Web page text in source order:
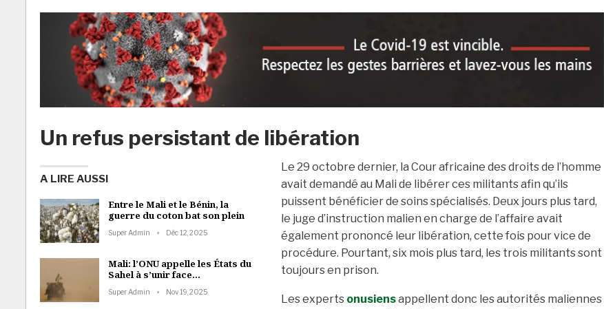
Un refus persistant de libération
A LIRE AUSSI
Entre le Mali et le Bénin, la
guerre du coton bat son plein
Super Admin Déc 12, 2025
Mali: l’ONU appelle les États du
Sahel à s’unir face…
Super Admin Nov 19, 2025
Le 29 octobre dernier, la Cour africaine des droits de l’homme
avait demandé au Mali de libérer ces militants afin qu’ils
puissent bénéficier de soins spécialisés. Deux jours plus tard,
le juge d’instruction malien en charge de l’affaire avait
également prononcé leur libération, cette fois pour vice de
procédure. Pourtant, six mois plus tard, les trois militants sont
toujours en prison.
Les experts onusiensappellent donc les autorités maliennes